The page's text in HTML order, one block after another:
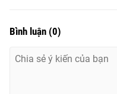
Cơ quan chủ quản:Đài
Bình luận (0)